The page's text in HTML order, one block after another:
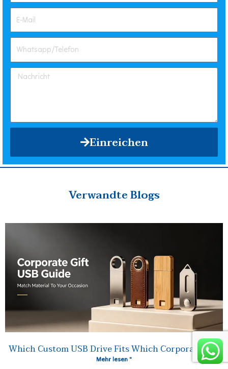
Einreichen
Verwandte Blogs
Which Custom USB Drive Fits Which Corporate Gift
Mehr lesen "